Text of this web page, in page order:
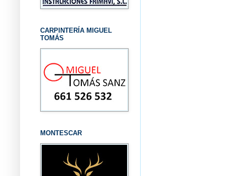
CARPINTERÍA MIGUEL
TOMÁS
MONTESCAR